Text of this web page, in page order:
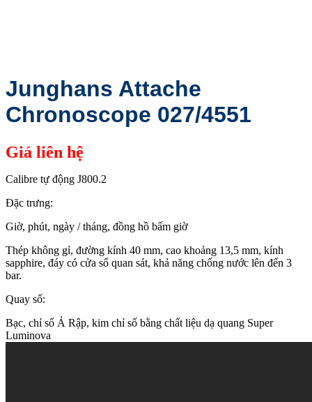
Junghans Attache
Chronoscope 027/4551
Giá liên hệ
Calibre tự động J800.2
Đặc trưng:
Giờ, phút, ngày / tháng, đồng hồ bấm giờ
Thép không gỉ, đường kính 40 mm, cao khoảng 13,5 mm, kính
sapphire, đáy có cửa sổ quan sát, khả năng chống nước lên đến 3
bar.
Quay số:
Bạc, chỉ số Ả Rập, kim chỉ số bằng chất liệu dạ quang Super
Luminova